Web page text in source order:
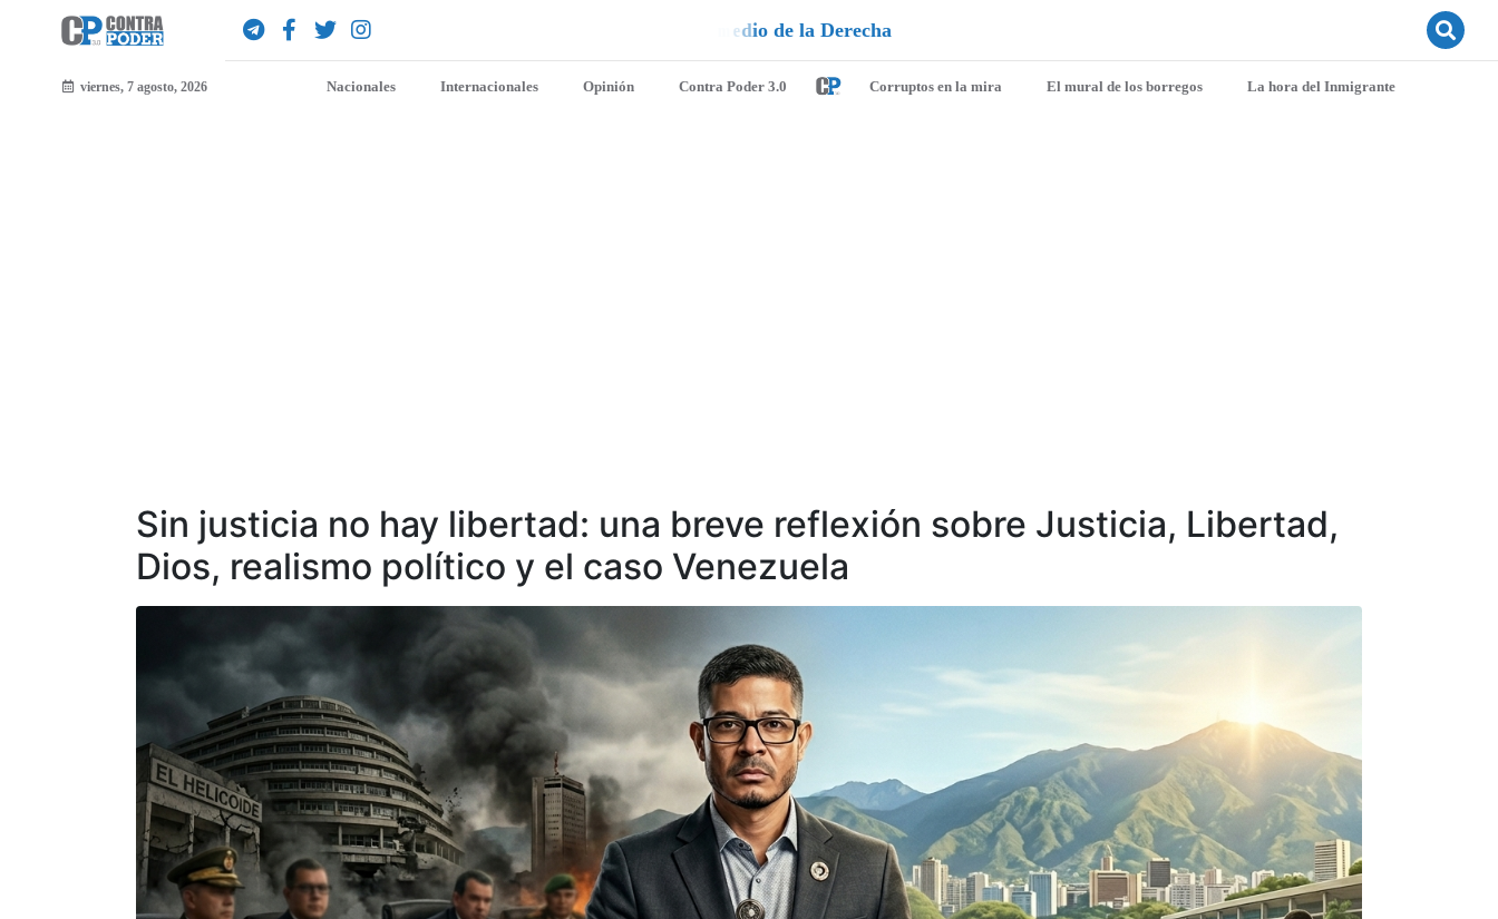
ale a
viernes, 7 agosto, 2026 Nacionales Internacionales Opinión Contra Poder 3.0 Corruptos en la mira El mural de los borregos La hora del Inmigrante
Sin justicia no hay libertad: una breve reflexión sobre Justicia, Libertad,
Dios, realismo político y el caso Venezuela